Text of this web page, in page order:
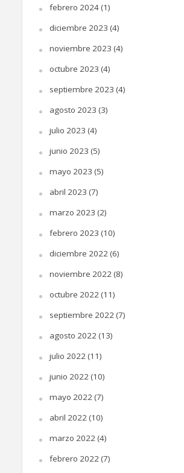
febrero 2024(1)
diciembre 2023 (4)
noviembre 2023 (4)
octubre 2023 (4)
septiembre 2023 (4)
agosto 2023 (3)
julio 2023 (4)
junio 2023 (5)
mayo 2023 (5)
abril 2023 (7)
marzo 2023 (2)
febrero 2023 (10)
diciembre 2022(6)
noviembre 2022(8)
octubre 2022(11)
septiembre 2022(7)
agosto 2022(13)
julio 2022(11)
junio 2022(10)
mayo 2022(7)
abril 2022(10)
marzo 2022(4)
febrero 2022(7)